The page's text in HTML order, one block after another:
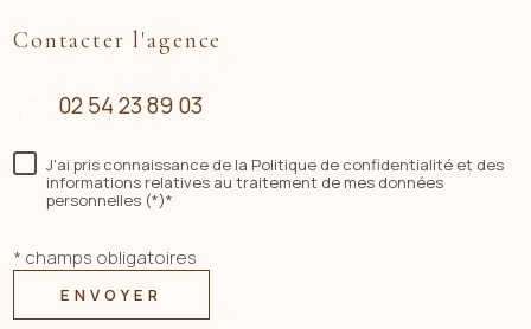
Contacter l'agence
02 54 23 89 03
J'ai pris connaissance de la Politique de confidentialité et des
informations relatives au traitement de mes données
personnelles (*)*
* champs obligatoires
ENVOYER